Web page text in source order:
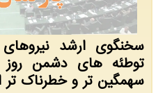
سخنگوی ارشد
توطئه های دشمن روز
سهمگین تر و خطرناك